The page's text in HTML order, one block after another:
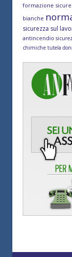
formazione
bianche
sicurezza sul
antincendio
chimiche tutela